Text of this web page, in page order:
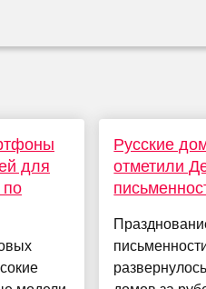
для
по
Русские
отметили